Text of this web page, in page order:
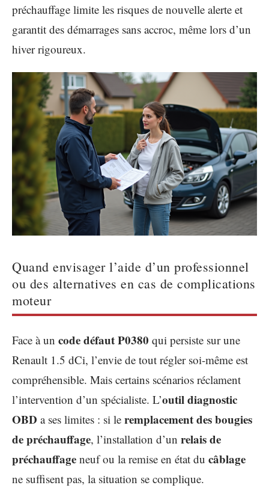
préchauffage limite les risques de nouvelle alerte et
garantit des démarrages sans accroc, même lors d’un
hiver rigoureux.
Quand envisager l’aide d’un professionnel
ou des alternatives en cas de complications
moteur
Face à un code défaut P0380 qui persiste sur une
Renault 1.5 dCi, l’envie de tout régler soi-même est
compréhensible. Mais certains scénarios réclament
l’intervention d’un spécialiste. L’outil diagnostic
OBD a ses limites : si le remplacement des bougies
de préchauffage, l’installation d’un relais de
préchauffage neuf ou la remise en état du câblage
ne suffisent pas, la situation se complique.